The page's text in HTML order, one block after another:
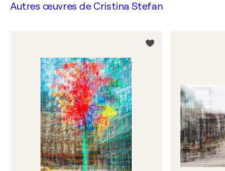
Autres œuvres de Cristina Stefan